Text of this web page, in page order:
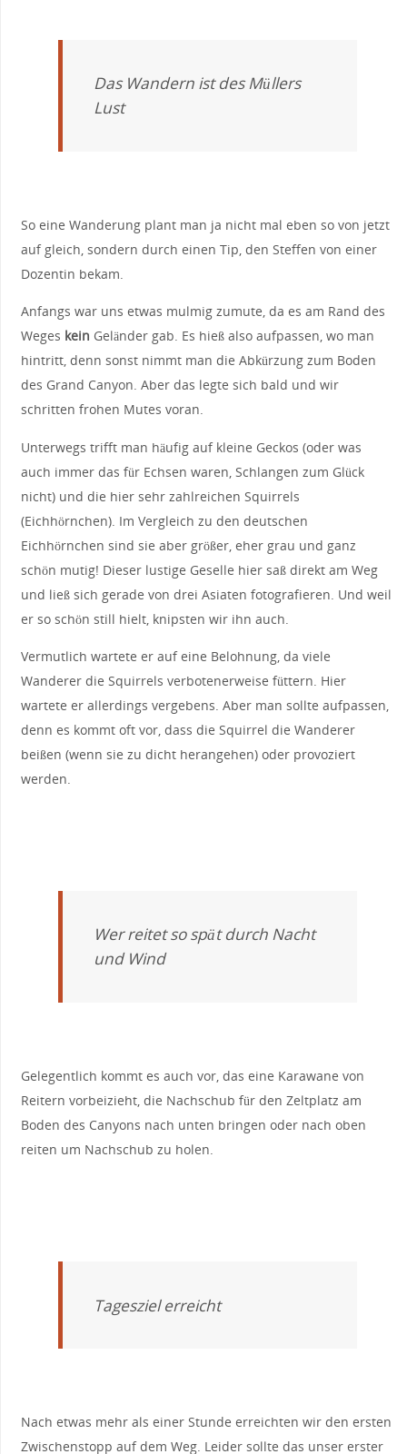
Das Wandern ist des Müllers
Lust
So eine Wanderung plant man ja nicht mal eben so von jetzt
auf gleich, sondern durch einen Tip, den Steffen von einer
Dozentin bekam.
Anfangs war uns etwas mulmig zumute, da es am Rand des
Weges kein Geländer gab. Es hieß also aufpassen, wo man
hintritt, denn sonst nimmt man die Abkürzung zum Boden
des Grand Canyon. Aber das legte sich bald und wir
schritten frohen Mutes voran.
Unterwegs trifft man häufig auf kleine Geckos (oder was
auch immer das für Echsen waren, Schlangen zum Glück
nicht) und die hier sehr zahlreichen Squirrels
(Eichhörnchen). Im Vergleich zu den deutschen
Eichhörnchen sind sie aber größer, eher grau und ganz
schön mutig! Dieser lustige Geselle hier saß direkt am Weg
und ließ sich gerade von drei Asiaten fotografieren. Und weil
er so schön still hielt, knipsten wir ihn auch.
Vermutlich wartete er auf eine Belohnung, da viele
Wanderer die Squirrels verbotenerweise füttern. Hier
wartete er allerdings vergebens. Aber man sollte aufpassen,
denn es kommt oft vor, dass die Squirrel die Wanderer
beißen (wenn sie zu dicht herangehen) oder provoziert
werden.
Wer reitet so spät durch Nacht
und Wind
Gelegentlich kommt es auch vor, das eine Karawane von
Reitern vorbeizieht, die Nachschub für den Zeltplatz am
Boden des Canyons nach unten bringen oder nach oben
reiten um Nachschub zu holen.
Tagesziel erreicht
Nach etwas mehr als einer Stunde erreichten wir den ersten
Zwischenstopp auf dem Weg. Leider sollte das unser erster